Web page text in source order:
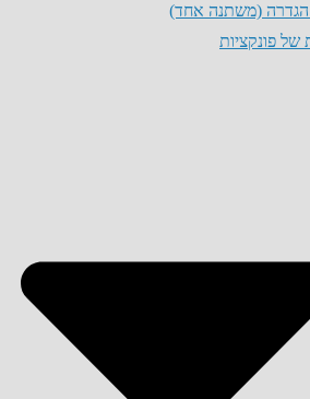
(משתנה אחד)
של פונקציות